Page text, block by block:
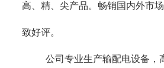
高、精、尖产品。畅销国内外市
致好评。
公司专业生产输配电设备，高